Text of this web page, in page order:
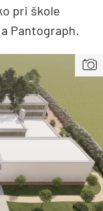
pri škole
Pantograph.